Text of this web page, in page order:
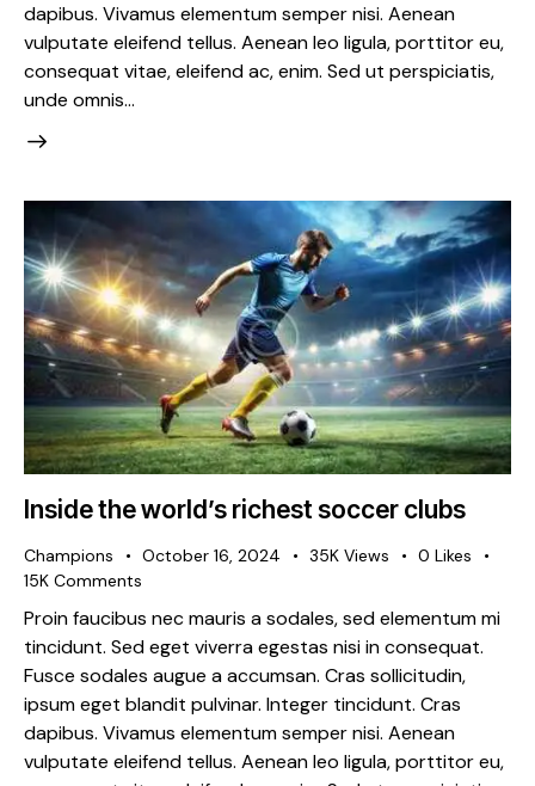
dapibus. Vivamus elementum semper nisi. Aenean
vulputate eleifend tellus. Aenean leo ligula, porttitor eu,
consequat vitae, eleifend ac, enim. Sed ut perspiciatis,
unde omnis…
Inside the world’s richest soccer clubs
Champions October 16, 2024 35K Views 0 Likes
15K Comments
Proin faucibus nec mauris a sodales, sed elementum mi
tincidunt. Sed eget viverra egestas nisi in consequat.
Fusce sodales augue a accumsan. Cras sollicitudin,
ipsum eget blandit pulvinar. Integer tincidunt. Cras
dapibus. Vivamus elementum semper nisi. Aenean
vulputate eleifend tellus. Aenean leo ligula, porttitor eu,